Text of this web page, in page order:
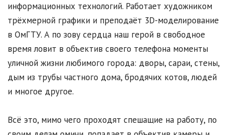
информационных технологий. Работает художником
трёхмерной графики и преподаёт 3D-моделирование
в ОмГТУ. А по зову сердца наш герой в свободное
время ловит в объектив своего телефона моменты
уличной жизни любимого города: дворы, сараи, стены,
дым из трубы частного дома, бродячих котов, людей
и многое другое.
Всё это, мимо чего проходят спешащие на работу, по